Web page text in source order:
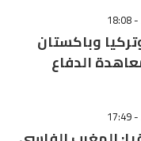
وباكستان
الدفاع